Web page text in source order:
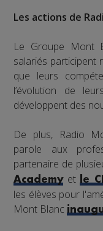
Les actions de
Le Groupe Mont
salariés participent
que leurs
l’évolution de
développent des
De plus, Radio
parole aux
partenaire de
Academyet le
les élèves pour
Mont Blanc